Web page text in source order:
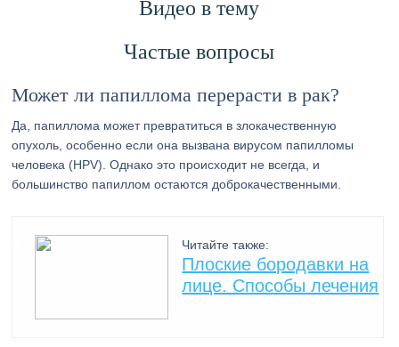
Видео в тему
Частые вопросы
Может ли папиллома перерасти в рак?
Да, папиллома может превратиться в злокачественную
опухоль, особенно если она вызвана вирусом папилломы
человека (HPV). Однако это происходит не всегда, и
большинство папиллом остаются доброкачественными.
Читайте также:
Плоские бородавки на
лице. Способы лечения